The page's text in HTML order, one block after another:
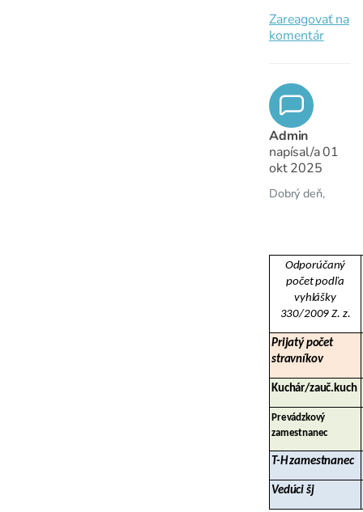
Zareagovať na
komentár
Admin
napísal/a01
okt 2025
Dobrý deň,
Odporúčaný
počet podľa
vyhlášky
330/2009 Z. z.
Prijatý počet
stravníkov
Kuchár/zauč.kuch
Prevádzkový
zamestnanec
T-H zamestnanec
Vedúci šj